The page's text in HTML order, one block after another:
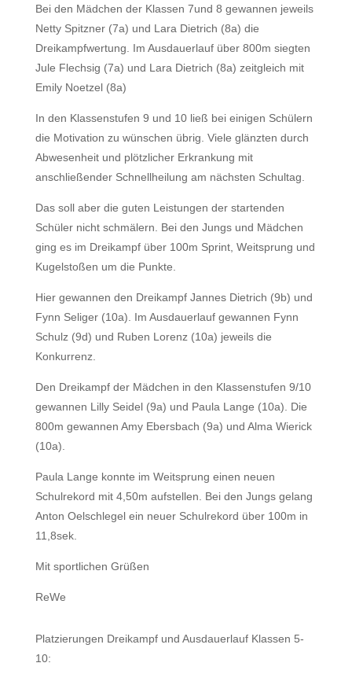
Bei den Mädchen der Klassen 7und 8 gewannen jeweils
Netty Spitzner (7a) und Lara Dietrich (8a) die
Dreikampfwertung. Im Ausdauerlauf über 800m siegten
Jule Flechsig (7a) und Lara Dietrich (8a) zeitgleich mit
Emily Noetzel (8a)
In den Klassenstufen 9 und 10 ließ bei einigen Schülern
die Motivation zu wünschen übrig. Viele glänzten durch
Abwesenheit und plötzlicher Erkrankung mit
anschließender Schnellheilung am nächsten Schultag.
Das soll aber die guten Leistungen der startenden
Schüler nicht schmälern. Bei den Jungs und Mädchen
ging es im Dreikampf über 100m Sprint, Weitsprung und
Kugelstoßen um die Punkte.
Hier gewannen den Dreikampf Jannes Dietrich (9b) und
Fynn Seliger (10a). Im Ausdauerlauf gewannen Fynn
Schulz (9d) und Ruben Lorenz (10a) jeweils die
Konkurrenz.
Den Dreikampf der Mädchen in den Klassenstufen 9/10
gewannen Lilly Seidel (9a) und Paula Lange (10a). Die
800m gewannen Amy Ebersbach (9a) und Alma Wierick
(10a).
Paula Lange konnte im Weitsprung einen neuen
Schulrekord mit 4,50m aufstellen. Bei den Jungs gelang
Anton Oelschlegel ein neuer Schulrekord über 100m in
11,8sek.
Mit sportlichen Grüßen
ReWe
Platzierungen Dreikampf und Ausdauerlauf Klassen 5-
10: